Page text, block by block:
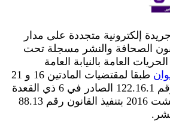
جريدة إلكترونية متجددة على مدار
الصحافة والنشر مسجلة تحت
العامة بالنيابة العامة
طبقا لمقتضيات المادتين 16 و 21
من الظهير الشريف رقم 122.16.1 الصادر في 6 ذي القعدة
1437 الموافق ل 10 غشت 2016 بتنفيذ القانون رقم 88.13